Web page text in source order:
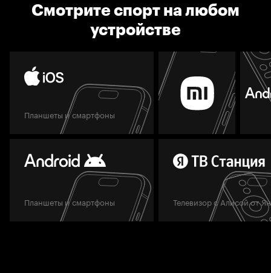
Смотрите спорт на любом
устройстве
Планшеты и смартфоны
Планшеты и смартфоны Телевизор с Алисой от